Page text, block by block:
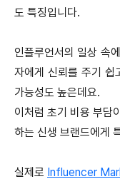
도 특징입니다.
인플루언서의 일상 속
자에게 신뢰를 주기 쉽
가능성도 높은데요.
이처럼 초기 비용 부담
하는 신생 브랜드에게
실제로 Influencer